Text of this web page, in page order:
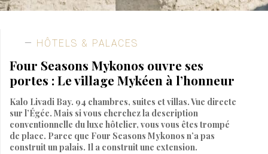
HÔTELS & PALACES
Four Seasons Mykonos ouvre ses
portes : Le village Mykéen à l’honneur
Kalo Livadi Bay. 94 chambres, suites et villas. Vue directe
sur l’Égée. Mais si vous cherchez la description
conventionnelle du luxe hôtelier, vous vous êtes trompé
de place. Parce que Four Seasons Mykonos n’a pas
construit un palais. Il a construit une extension.